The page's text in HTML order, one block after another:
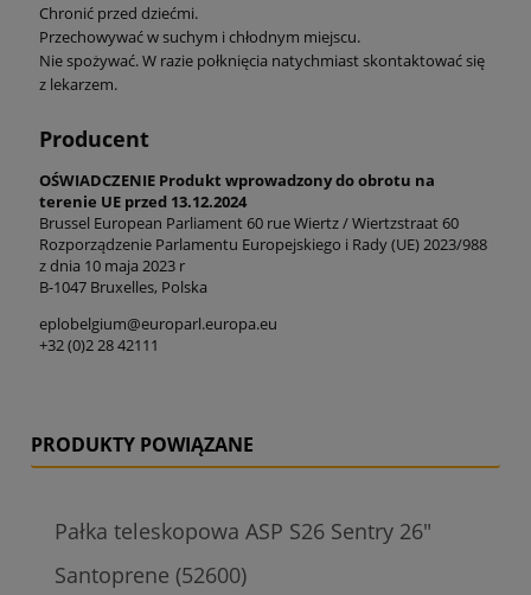
Chronić przed dziećmi.
Przechowywać w suchym i chłodnym miejscu.
Nie spożywać. W razie połknięcia natychmiast skontaktować się
z lekarzem.
Producent
OŚWIADCZENIE Produkt wprowadzony do obrotu na
terenie UE przed 13.12.2024
Brussel European Parliament 60 rue Wiertz / Wiertzstraat 60
Rozporządzenie Parlamentu Europejskiego i Rady (UE) 2023/988
z dnia 10 maja 2023 r
B-1047 Bruxelles, Polska
eplobelgium@europarl.europa.eu
+32 (0)2 28 42111
PRODUKTY POWIĄZANE
Pałka teleskopowa ASP S26 Sentry 26"
Santoprene (52600)